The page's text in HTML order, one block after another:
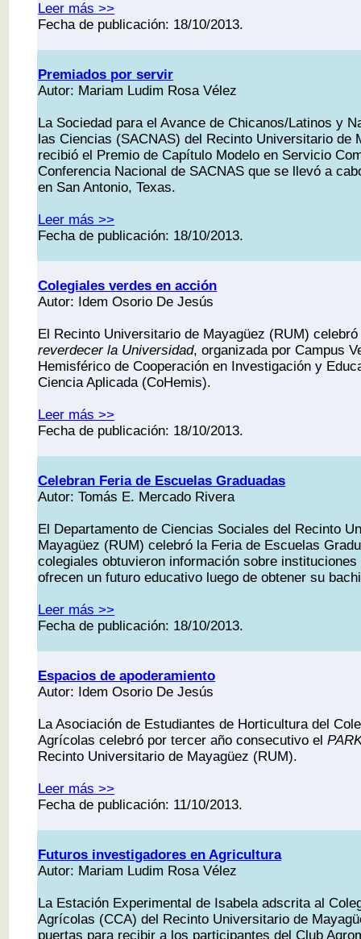
Leer más >>
Fecha de publicación: 18/10/2013.
Premiados por servir
Autor: Mariam Ludim Rosa Vélez
La Sociedad para el Avance de Chicanos/Latinos y
las Ciencias (SACNAS) del Recinto Universitario de
recibió el Premio de Capítulo Modelo en Servicio
Conferencia Nacional de SACNAS que se llevó a
en San Antonio, Texas.
Leer más >>
Fecha de publicación: 18/10/2013.
Colegiales verdes en acción
Autor: Idem Osorio De Jesús
El Recinto Universitario de Mayagüez (RUM)
reverdecer la Universidad, organizada por Campus
Hemisférico de Cooperación en Investigación y
Ciencia Aplicada (CoHemis).
Leer más >>
Fecha de publicación: 18/10/2013.
Celebran Feria de Escuelas Graduadas
Autor: Tomás E. Mercado Rivera
El Departamento de Ciencias Sociales del Recinto
Mayagüez (RUM) celebró la Feria de Escuelas
colegiales obtuvieron información sobre
ofrecen un futuro educativo luego de obtener su
Leer más >>
Fecha de publicación: 18/10/2013.
Espacios de apoderamiento
Autor: Idem Osorio De Jesús
La Asociación de Estudiantes de Horticultura del
Agrícolas celebró por tercer año consecutivo el
Recinto Universitario de Mayagüez (RUM).
Leer más >>
Fecha de publicación: 11/10/2013.
Futuros investigadores en Agricultura
Autor: Mariam Ludim Rosa Vélez
La Estación Experimental de Isabela adscrita al
Agrícolas (CCA) del Recinto Universitario de
puertas para recibir a los participantes del Club